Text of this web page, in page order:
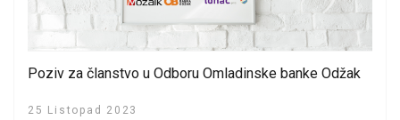
Poziv za članstvo u Odboru Omladinske banke Odžak
25 Listopad 2023